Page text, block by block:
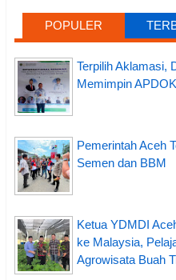
POPULER
Terpilih Aklamasi,
Memimpin
Pemerintah Aceh
Semen dan BBM
Ketua YDMDI
ke Malaysia,
Agrowisata Buah